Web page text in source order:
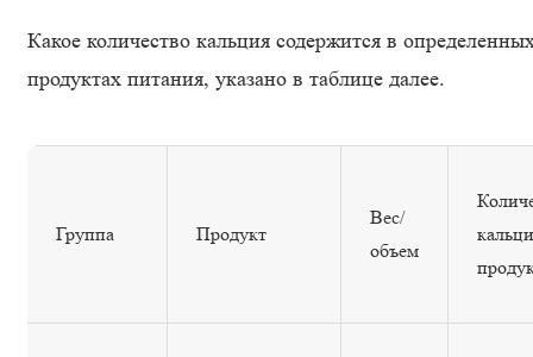
Какое количество кальция содержится в
продуктах питания, указано в таблице далее.
Группа Продукт
Вес/
объем